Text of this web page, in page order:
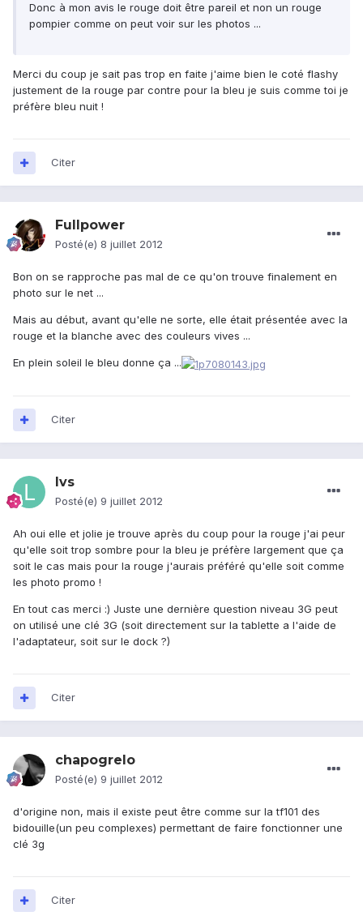
Donc à mon avis le rouge doit être pareil et non un rouge
pompier comme on peut voir sur les photos ...
Merci du coup je sait pas trop en faite j'aime bien le coté flashy
justement de la rouge par contre pour la bleu je suis comme toi je
préfère bleu nuit !
Citer
Fullpower
Posté(e) 8 juillet 2012
Bon on se rapproche pas mal de ce qu'on trouve finalement en
photo sur le net ...
Mais au début, avant qu'elle ne sorte, elle était présentée avec la
rouge et la blanche avec des couleurs vives ...
En plein soleil le bleu donne ça ...
Citer
lvs
Posté(e) 9 juillet 2012
Ah oui elle et jolie je trouve après du coup pour la rouge j'ai peur
qu'elle soit trop sombre pour la bleu je préfère largement que ça
soit le cas mais pour la rouge j'aurais préféré qu'elle soit comme
les photo promo !
En tout cas merci :) Juste une dernière question niveau 3G peut
on utilisé une clé 3G (soit directement sur la tablette a l'aide de
l'adaptateur, soit sur le dock ?)
Citer
chapogrelo
Posté(e) 9 juillet 2012
d'origine non, mais il existe peut être comme sur la tf101 des
bidouille(un peu complexes) permettant de faire fonctionner une
clé 3g
Citer